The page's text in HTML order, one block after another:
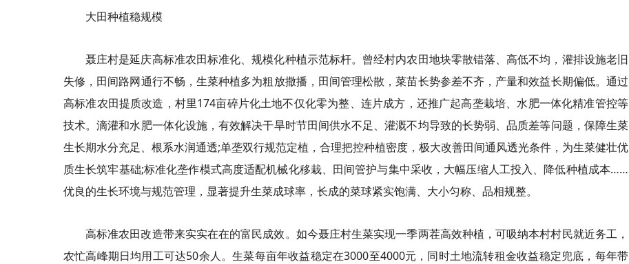
大田种植稳规模
聂庄村是延庆高标准农田标准化、规模化种植示范标杆。曾经村内农田地块零散错落、高低不均，灌排设施老旧
失修，田间路网通行不畅，生菜种植多为粗放撒播，田间管理松散，菜苗长势参差不齐，产量和效益长期偏低。通过
高标准农田提质改造，村里174亩碎片化土地不仅化零为整、连片成方，还推广起高垄栽培、水肥一体化精准管控等
技术。滴灌和水肥一体化设施，有效解决干旱时节田间供水不足、灌溉不均导致的长势弱、品质差等问题，保障生菜
生长期水分充足、根系水润通透;单垄双行规范定植，合理把控种植密度，极大改善田间通风透光条件，为生菜健壮优
质生长筑牢基础;标准化垄作模式高度适配机械化移栽、田间管护与集中采收，大幅压缩人工投入、降低种植成本……
优良的生长环境与规范管理，显著提升生菜成球率，长成的菜球紧实饱满、大小匀称、品相规整。
高标准农田改造带来实实在在的富民成效。如今聂庄村生菜实现一季两茬高效种植，可吸纳本村村民就近务工，
农忙高峰期日均用工可达50余人。生菜每亩年收益稳定在3000至4000元，同时土地流转租金收益稳定兜底，每年带